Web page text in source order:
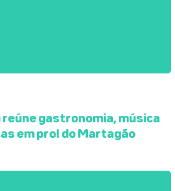
reúne gastronomia, música
em prol do Martagão